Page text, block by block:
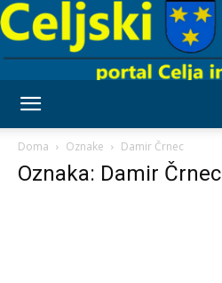
Doma Oznake Damir Črnec
Oznaka: Damir Črnec